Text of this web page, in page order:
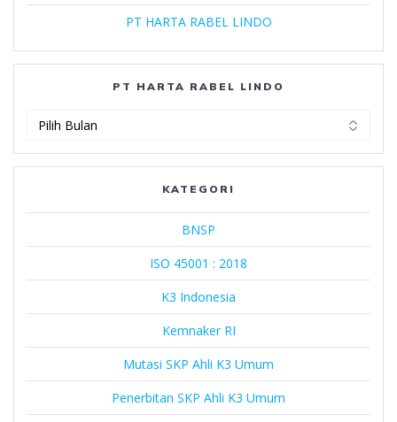
PT HARTA RABEL LINDO
PT HARTA RABEL LINDO
Rabel
KATEGORI
BNSP
ISO 45001 : 2018
K3 Indonesia
Kemnaker RI
Mutasi SKP Ahli K3 Umum
Penerbitan SKP Ahli K3 Umum